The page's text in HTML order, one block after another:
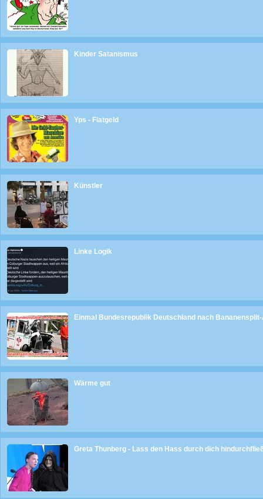
Kinder Satanismus
Yps - Fiatgeld
Künstler
Linke Logik
Einmal Bundesrepublik Deutschland nach
Wärme gut
Greta Thunberg - Lass den Hass durch dich